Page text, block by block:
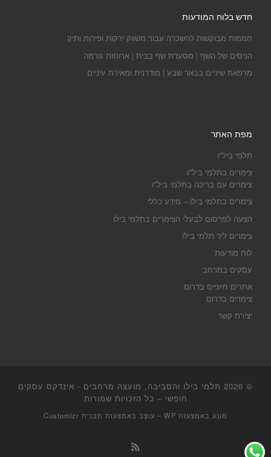
חדש בלוח המודעות
חממות מבוקשות להשכרה עבור משווק ירקות ופירות ותיק
הניסים של השף | מסעדת שף בבית | ארוחות גורמה
מרפאת שיניים בבאר שבע | מודרנית ומאירת עיניים
מפת האתר
תלמי ביל"ו
צימרים בתלמי ביל"ו
צימרים עם בריכה בתלמי ביל"ו
צימרים בתלמי בילו – מידע כללי
הצעה לפרסום לבעלי הצימרים בתלמי בילו
צימרים ליד תלמי בילו
לוח מודעות
עסקים במרחב
אתרים חיוניים בדרום
צימרים בדרום
יצירת קשר
© 2026
תלמי בילו והסביבה, מועצה מרחבים - אינדקס עסקים
חופשי – כל הזכויות שמורות
מונע באמצעות WP – עוצב באמצעות תבנית Customizr